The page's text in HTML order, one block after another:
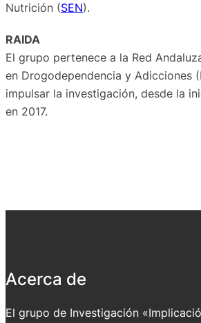
Nutrición (SEN).
RAIDA
El grupo pertenece a la Red
en Drogodependencia y Adicciones
impulsar la investigación, desde la
en 2017.
Acerca de
El grupo de Investigación